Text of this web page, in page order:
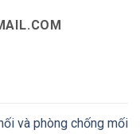
và phòng chống mối